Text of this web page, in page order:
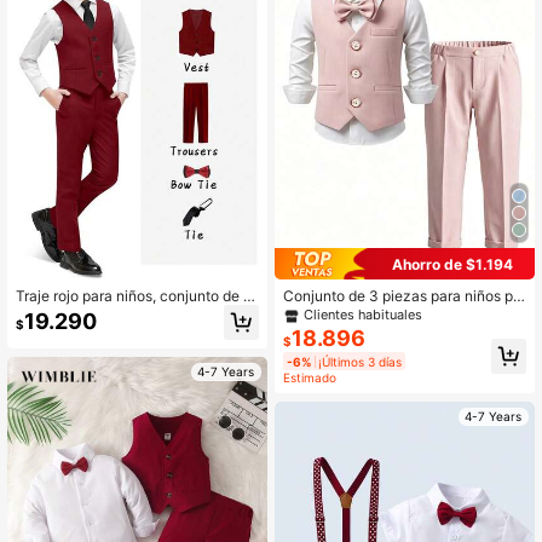
Traje rojo para niños, conjunto de 2
piezas que incluye chaleco, pantal
ones, corbata y moño
$19.290
4-7 Years
Ahorro de $1.194
Conjunto de 3 piezas para niños pe
queños - Chaleco + Pantalones + C
orbatín a juego, Atuendo formal par
a ocasiones, Traje de caballero par
a ceremonias y actuaciones
Clientes habituales
$18.896
-6% ¡Últimos 3 días
Estimado
4-7 Years